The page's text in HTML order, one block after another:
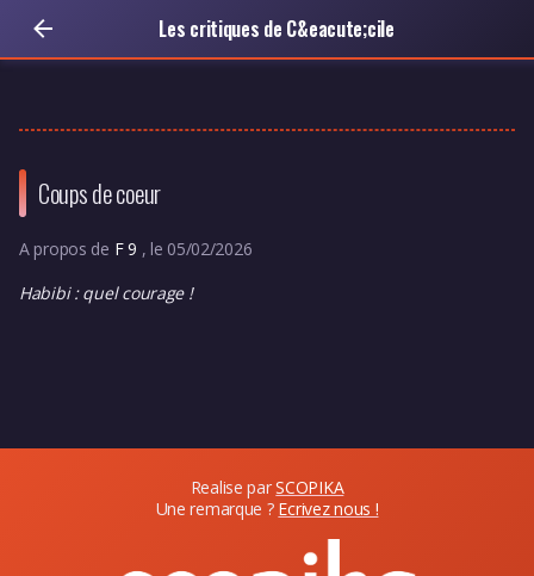
Les critiques de C&eacute;cile
Coups de coeur
A propos de F 9 , le 05/02/2026
Habibi : quel courage !
Realise parSCOPIKA
Une remarque ? Ecrivez nous !